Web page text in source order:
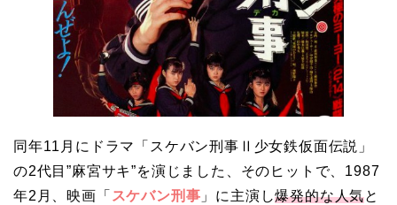
同年11月にドラマ「スケバン刑事Ⅱ少女鉄仮面伝説」
の2代目”麻宮サキ”を演じました、そのヒットで、1987
年2月、映画「 スケバン刑事 」に主演し爆発的な人気と